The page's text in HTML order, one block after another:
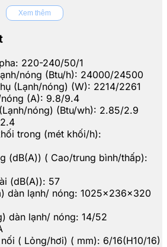
Xem thêm
220-240/50/1
nóng (Btu/h): 24000/24500
(Lạnh/nóng) (W): 2214/2261
(A): 9.8/9.4
nóng) (Btu/wh): 2.85/2.9
trong (mét khối/h):
(dB(A)) ( Cao/trung bình/thấp):
(dB(A)): 57
dàn lạnh/ nóng: 1025x236x320
dàn lạnh/ nóng: 14/52
( Lỏng/hơi) ( mm): 6/16(H10/16)